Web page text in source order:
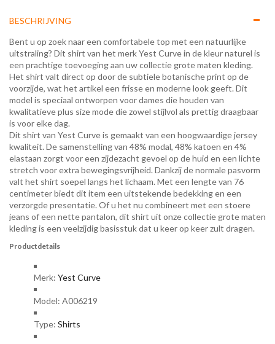
BESCHRIJVING
Bent u op zoek naar een comfortabele top met een natuurlijke
uitstraling? Dit shirt van het merk Yest Curve in de kleur naturel is
een prachtige toevoeging aan uw collectie grote maten kleding.
Het shirt valt direct op door de subtiele botanische print op de
voorzijde, wat het artikel een frisse en moderne look geeft. Dit
model is speciaal ontworpen voor dames die houden van
kwalitatieve plus size mode die zowel stijlvol als prettig draagbaar
is voor elke dag.
Dit shirt van Yest Curve is gemaakt van een hoogwaardige jersey
kwaliteit. De samenstelling van 48% modal, 48% katoen en 4%
elastaan zorgt voor een zijdezacht gevoel op de huid en een lichte
stretch voor extra bewegingsvrijheid. Dankzij de normale pasvorm
valt het shirt soepel langs het lichaam. Met een lengte van 76
centimeter biedt dit item een uitstekende bedekking en een
verzorgde presentatie. Of u het nu combineert met een stoere
jeans of een nette pantalon, dit shirt uit onze collectie grote maten
kleding is een veelzijdig basisstuk dat u keer op keer zult dragen.
Productdetails
Merk: Yest Curve
Model: A006219
Type: Shirts